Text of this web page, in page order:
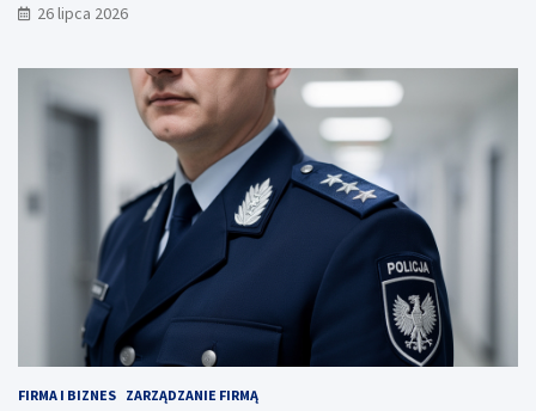
26 lipca 2026
FIRMA I BIZNES ZARZĄDZANIE FIRMĄ